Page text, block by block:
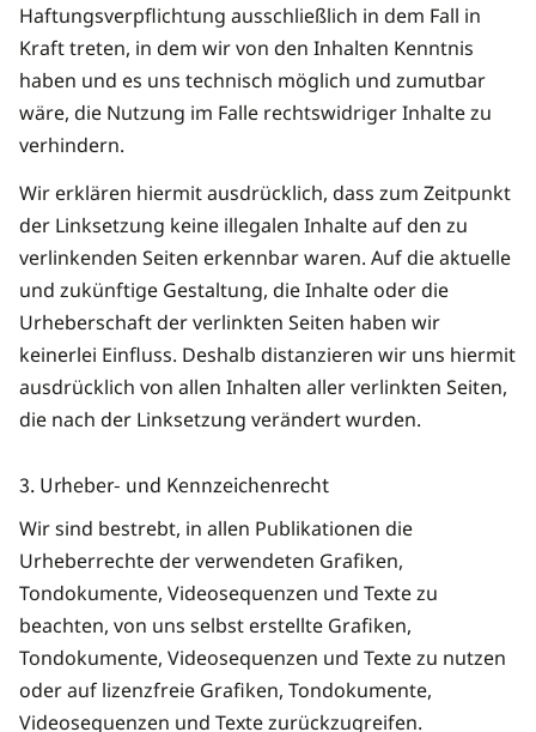
Haftungsverpflichtung ausschließlich in dem Fall in
Kraft treten, in dem wir von den Inhalten Kenntnis
haben und es uns technisch möglich und zumutbar
wäre, die Nutzung im Falle rechtswidriger Inhalte zu
verhindern.
Wir erklären hiermit ausdrücklich, dass zum Zeitpunkt
der Linksetzung keine illegalen Inhalte auf den zu
verlinkenden Seiten erkennbar waren. Auf die aktuelle
und zukünftige Gestaltung, die Inhalte oder die
Urheberschaft der verlinkten Seiten haben wir
keinerlei Einfluss. Deshalb distanzieren wir uns hiermit
ausdrücklich von allen Inhalten aller verlinkten Seiten,
die nach der Linksetzung verändert wurden.
3. Urheber- und Kennzeichenrecht
Wir sind bestrebt, in allen Publikationen die
Urheberrechte der verwendeten Grafiken,
Tondokumente, Videosequenzen und Texte zu
beachten, von uns selbst erstellte Grafiken,
Tondokumente, Videosequenzen und Texte zu nutzen
oder auf lizenzfreie Grafiken, Tondokumente,
Videosequenzen und Texte zurückzugreifen.